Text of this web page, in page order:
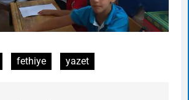
fethiye yazet